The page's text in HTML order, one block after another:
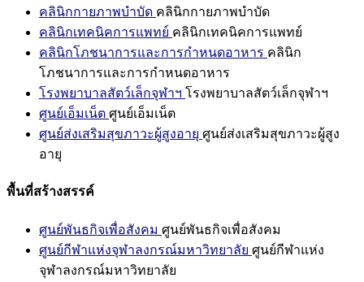
คลินิกกายภาพบำบัด คลินิกกายภาพบำบัด
คลินิกเทคนิคการแพทย์ คลินิกเทคนิคการแพทย์
คลินิกโภชนาการและการกำหนดอาหาร คลินิก
โภชนาการและการกำหนดอาหาร
โรงพยาบาลสัตว์เล็กจุฬาฯ โรงพยาบาลสัตว์เล็กจุฬาฯ
ศูนย์เอ็มเน็ต ศูนย์เอ็มเน็ต
ศูนย์ส่งเสริมสุขภาวะผู้สูงอายุ ศูนย์ส่งเสริมสุขภาวะผู้สูง
อายุ
พื้นที่สร้างสรรค์
ศูนย์พันธกิจเพื่อสังคม ศูนย์พันธกิจเพื่อสังคม
ศูนย์กีฬาแห่งจุฬาลงกรณ์มหาวิทยาลัย ศูนย์กีฬาแห่ง
จุฬาลงกรณ์มหาวิทยาลัย